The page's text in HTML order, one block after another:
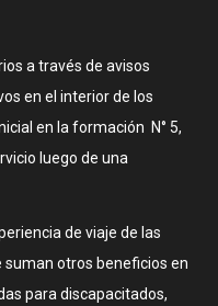
a través de avisos
en el interior de los
en la formación N° 5,
luego de una
de viaje de las
suman otros beneficios en
para discapacitados,